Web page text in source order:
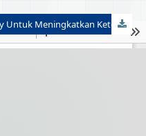
Pengembangan Model Inquiry Untuk Meningkatkan Keterampilan Pemecahan Masalah Dalam Kegiatan Belajar Mengajar Geometri Ruang Dimensi Tiga Di SMA